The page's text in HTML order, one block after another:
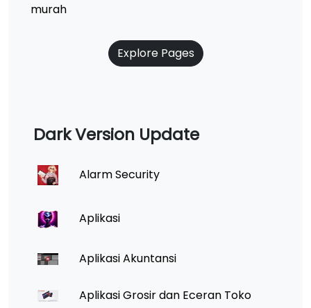
murah
Explore Pages
Dark Version Update
Alarm Security
Aplikasi
Aplikasi Akuntansi
Aplikasi Grosir dan Eceran Toko